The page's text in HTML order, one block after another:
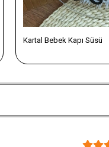
Kartal Bebek Kapı Süsü